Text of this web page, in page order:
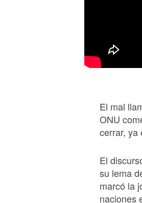
El mal
ONU
cerrar, ya
El
su lema
marcó la
naciones